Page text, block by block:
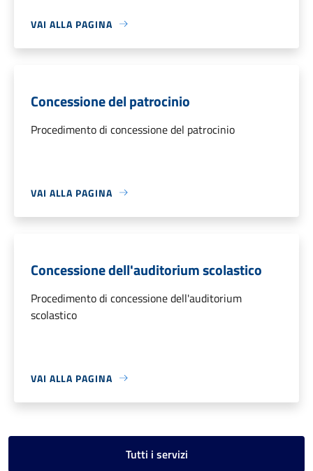
VAI ALLA PAGINA
Concessione del patrocinio
Procedimento di concessione del patrocinio
VAI ALLA PAGINA
Concessione dell'auditorium scolastico
Procedimento di concessione dell'auditorium
scolastico
VAI ALLA PAGINA
Tutti i servizi